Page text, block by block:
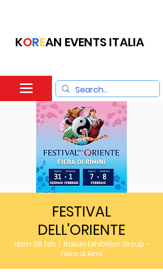
KOREAN EVENTS ITALIA
FESTIVAL
DELL'ORIENTE
dom 08 feb
  |
Italian Exhibition Group -
Fiera di Rimi